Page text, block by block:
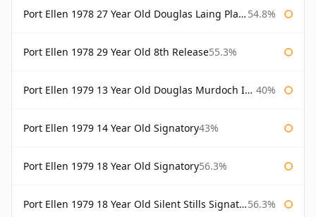
Port Ellen 1978 27 Year Old Douglas Laing Platinum Selection 54.8%
Port Ellen 1978 29 Year Old 8th Release55.3%
Port Ellen 1979 13 Year Old Douglas Murdoch Independent Bottling 40%
Port Ellen 1979 14 Year Old Signatory43%
Port Ellen 1979 18 Year Old Signatory56.3%
Port Ellen 1979 18 Year Old Silent Stills Signatory 56.3%